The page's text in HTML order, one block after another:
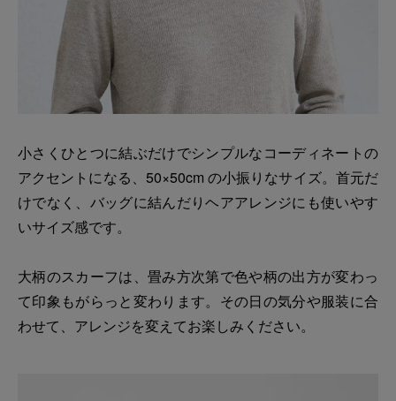
小さくひとつに結ぶだけでシンプルなコーディネートの
アクセントになる、50×50cm の小振りなサイズ。首元だ
けでなく、バッグに結んだりヘアアレンジにも使いやす
いサイズ感です。
大柄のスカーフは、畳み方次第で色や柄の出方が変わっ
て印象もがらっと変わります。その日の気分や服装に合
わせて、アレンジを変えてお楽しみください。